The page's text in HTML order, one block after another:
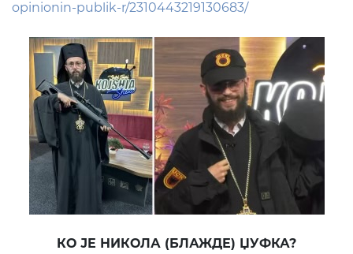
opinionin-publik-r/2310443219130683/
КО ЈЕ НИКОЛА (БЛАЖДЕ) ЏУФКА?